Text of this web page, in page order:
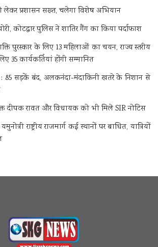
लेकर प्रशासन सख्त, चलेगा विशेष अभियान
कोटद्वार पुलिस ने शातिर गैंग का किया पर्दाफाश
पुरस्कार के लिए 13 महिलाओं का चयन, राज्य स्तरीय
35 कार्यकर्तियां होंगी सम्मानित
: 85 सड़कें बंद, अलकनंदा-मंदाकिनी खतरे के निशान से
दीपक रावत और विधायक को भी मिले SIR नोटिस
राष्ट्रीय राजमार्ग कई स्थानों पर बाधित, यात्रियों